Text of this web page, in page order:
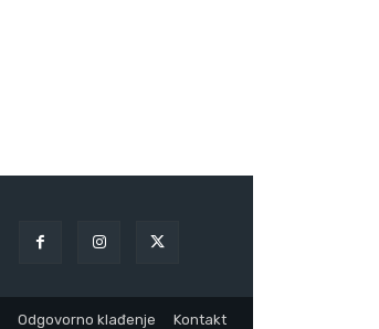
Odgovorno klađenje Kontakt